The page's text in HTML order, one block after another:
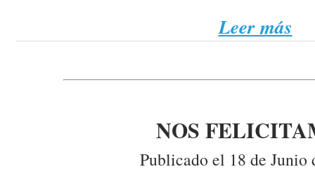
Leer más
NOS
Publicado el 18 de Junio